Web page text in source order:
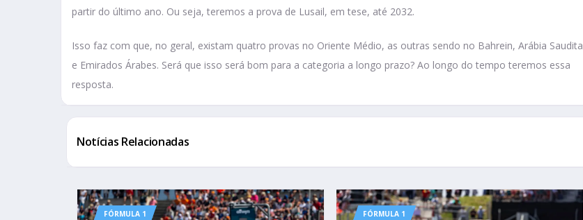
partir do último ano. Ou seja, teremos a prova de Lusail, em tese, até 2032.
Isso faz com que, no geral, existam quatro provas no Oriente Médio, as outras sendo no Bahrein, Arábia Saudita
e Emirados Árabes. Será que isso será bom para a categoria a longo prazo? Ao longo do tempo teremos essa
resposta.
Notícias Relacionadas
FÓRMULA 1 FÓRMULA 1